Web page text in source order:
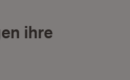
ihre